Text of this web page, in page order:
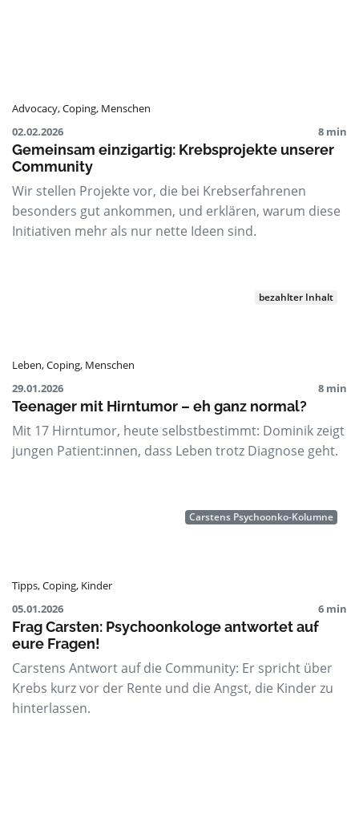
Advocacy,Coping, Menschen
02.02.2026
8 min
Gemeinsam einzigartig: Krebsprojekte unserer
Community
Wir stellen Projekte vor, die bei Krebserfahrenen
besonders gut ankommen, und erklären, warum diese
Initiativen mehr als nur nette Ideen sind.
bezahlter Inhalt
Leben,Coping, Menschen
29.01.2026
8 min
Teenager mit Hirntumor – eh ganz normal?
Mit 17 Hirntumor, heute selbstbestimmt: Dominik zeigt
jungen Patient:innen, dass Leben trotz Diagnose geht.
Carstens Psychoonko-Kolumne
Tipps,Coping, Kinder
05.01.2026
6 min
Frag Carsten: Psychoonkologe antwortet auf
eure Fragen!
Carstens Antwort auf die Community: Er spricht über
Krebs kurz vor der Rente und die Angst, die Kinder zu
hinterlassen.